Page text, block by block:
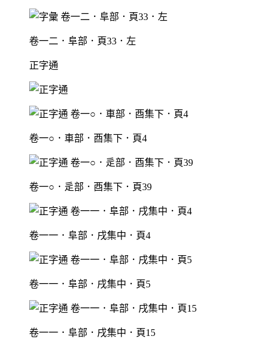
卷一二．阜部．頁33．左
正字通
卷一○．車部．酉集下．頁4
卷一○．辵部．酉集下．頁39
卷一一．阜部．戌集中．頁4
卷一一．阜部．戌集中．頁5
卷一一．阜部．戌集中．頁15